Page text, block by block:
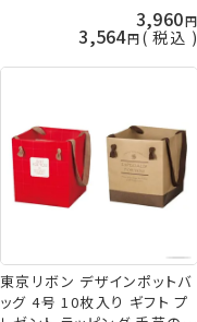
3,960
3,564 税込
東京リボン デザインポットバ
ッグ 4号 10枚入り ギフト プ